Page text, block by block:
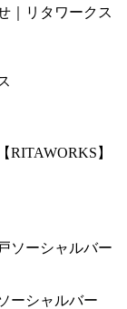
｜リタワークス
】
ーシャルバー